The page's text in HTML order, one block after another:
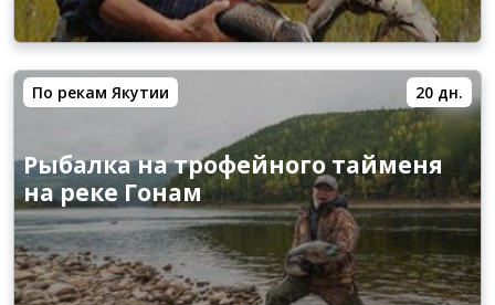
По рекам Якутии 20 дн.
Рыбалка на трофейного тайменя
на реке Гонам